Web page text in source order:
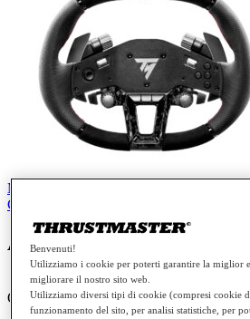
Manuale
Contattaci per questo prodotto
Attenzione
Only compatible withT818&T598
Benvenuti!
Utilizziamo i cookie per poterti garantire la miglior
migliorare il nostro sito web.
Utilizziamo diversi tipi di cookie (compresi cookie
funzionamento del sito, per analisi statistiche, per